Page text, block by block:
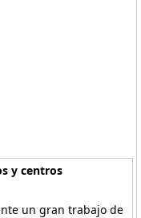
y centros
un gran trabajo de